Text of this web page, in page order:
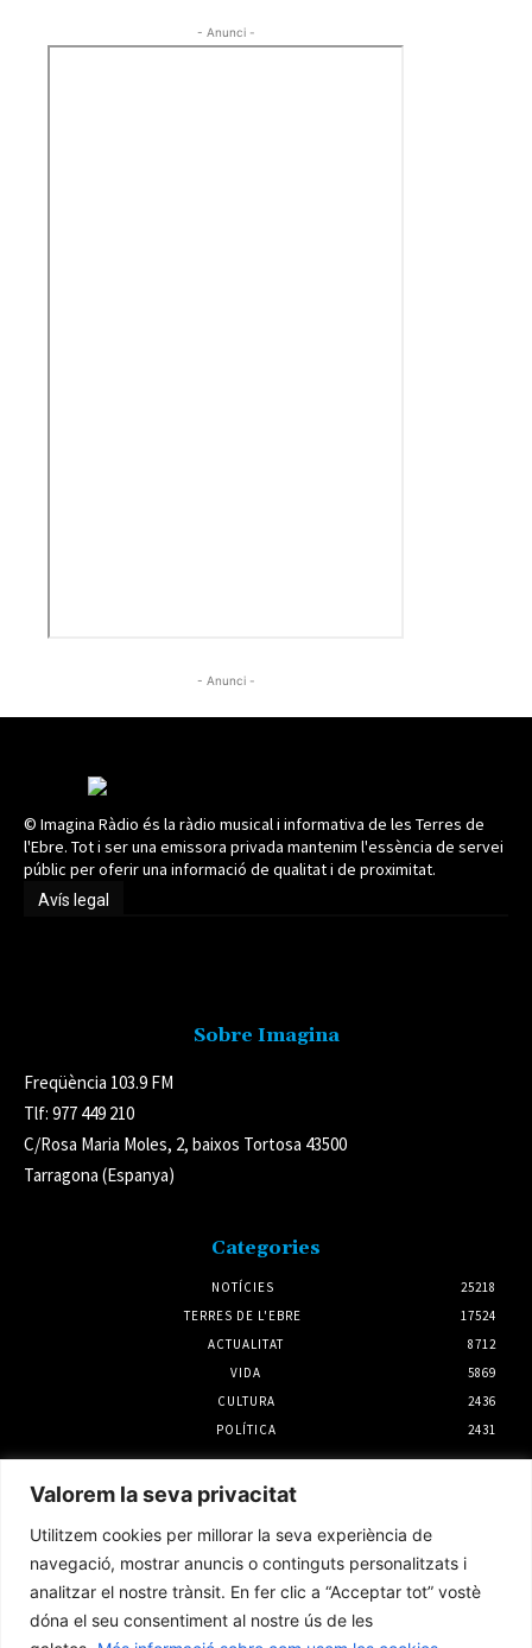
Valorem la seva privacitat
Utilitzem cookies per millorar la seva experiència de
navegació, mostrar anuncis o continguts personalitzats i
analitzar el nostre trànsit. En fer clic a “Acceptar tot” vostè
dóna el seu consentiment al nostre ús de les
- Anunci -
- Anunci -
© Imagina Ràdio és la ràdio musical i informativa de les Terres de
l'Ebre. Tot i ser una emissora privada mantenim l'essència de servei
públic per oferir una informació de qualitat i de proximitat.
Avís legal
Sobre Imagina
Freqüència 103.9 FM
Tlf: 977 449 210
C/Rosa Maria Moles, 2, baixos Tortosa 43500
Tarragona (Espanya)
Categories
NOTÍCIES
25218
TERRES DE L'EBRE
17524
ACTUALITAT
8712
VIDA
5869
CULTURA
2436
POLÍTICA
2431
Francesc Barbero repetirà com a candidat
d’ERC – Entesa per Flix a les municipals del
2027
3 agost 2026